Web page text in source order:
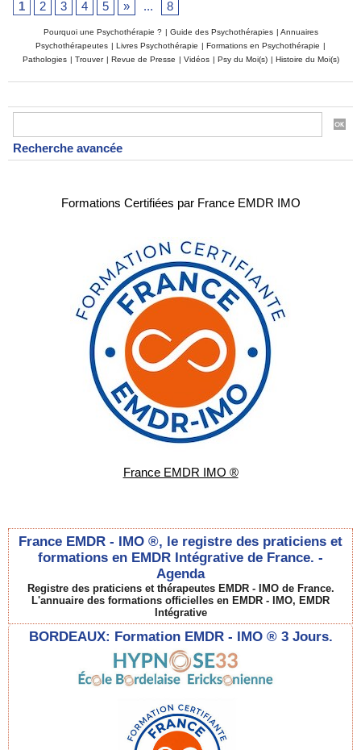
Recherche avancée
Formations Certifiées par France EMDR IMO
France EMDR IMO ®
France EMDR - IMO ®, le registre des praticiens et
formations en EMDR Intégrative de France. -
Agenda
Registre des praticiens et thérapeutes EMDR - IMO de France.
L'annuaire des formations officielles en EMDR - IMO, EMDR
Intégrative
BORDEAUX: Formation EMDR - IMO ® 3 Jours.
1 2 3 4 5 » ... 8
Pourquoi une Psychothérapie ? Guide des Psychothérapies
Annuaires
Psychothérapeutes
Livres Psychothérapie Formations en Psychothérapie
Pathologies
Trouver Revue de Presse Vidéos Psy du Moi(s) Histoire du Moi(s)